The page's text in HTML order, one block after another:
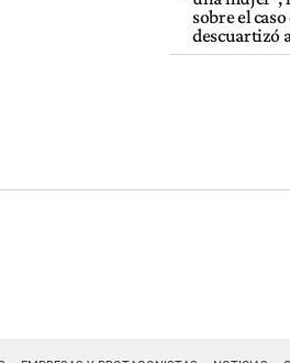
sobre el
descuartizó